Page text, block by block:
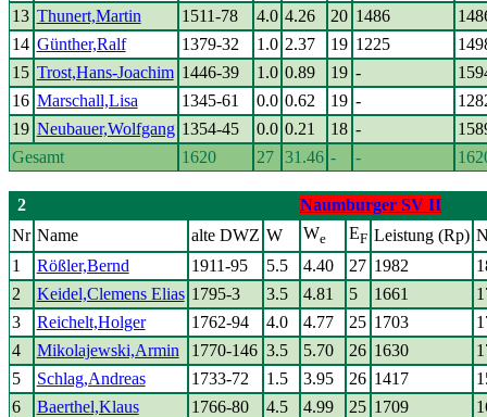
13 Thunert,Martin 1511-78 4.0 4.26 20 1486
14 Günther,Ralf 1379-32 1.0 2.37 19 1225
15 Trost,Hans-Joachim 1446-39 1.0 0.89 19 -
16 Marschall,Lisa 1345-61 0.0 0.62 19 -
19 Neubauer,Wolfgang 1354-45 0.0 0.21 18 -
Gesamt
1620 27 31.46 - -
2
Naumburger SV II
Nr Name alte DWZ W We EF Leistung (Rp)
1
Rößler,Bernd 1911-95 5.5 4.40 27 1982
2
Keidel,Clemens Elias 1795-3 3.5 4.81 5 1661
3
Reichelt,Holger 1762-94 4.0 4.77 25 1703
4
Mikolajewski,Armin 1770-146 3.5 5.70 26 1630
5
Schlag,Andreas 1733-72 1.5 3.95 26 1417
6
Baerthel,Klaus 1766-80 4.5 4.99 25 1709